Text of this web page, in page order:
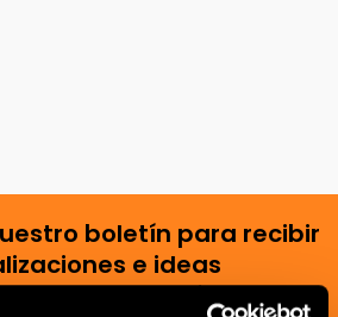
boletín para recibir
e ideas
de la cerámica y el